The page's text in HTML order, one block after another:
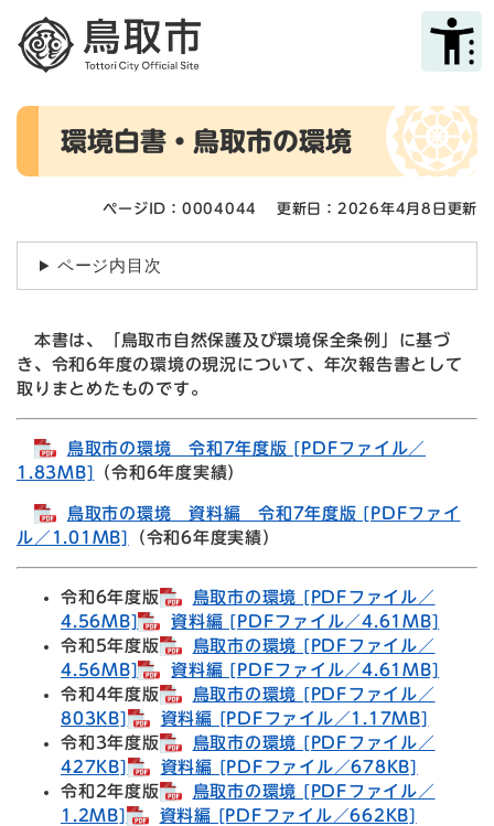
メニューを飛ばして本文へ
本
環境白書・鳥取市の環境
ページID：0004044 更新日：2026年4月8日更新
ページ内目次
本書は、「鳥取市自然保護及び環境保全条例」に基づ
き、令和6年度の環境の現況について、年次報告書として
取りまとめたものです。
鳥取市の環境 令和7年度版 [PDFファイル／
1.83MB]
（令和6年度実績）
鳥取市の環境 資料編 令和7年度版 [PDFファイ
ル／1.01MB]
（令和6年度実績）
令和6年度版
鳥取市の環境 [PDFファイル／
4.56MB]
資料編 [PDFファイル／4.61MB]
令和5年度版
鳥取市の環境 [PDFファイル／
4.56MB]
資料編 [PDFファイル／4.61MB]
令和4年度版
鳥取市の環境 [PDFファイル／
803KB]
資料編 [PDFファイル／1.17MB]
令和3年度版
鳥取市の環境 [PDFファイル／
427KB]
資料編 [PDFファイル／678KB]
令和2年度版
鳥取市の環境 [PDFファイル／
1.2MB]
資料編 [PDFファイル／662KB]